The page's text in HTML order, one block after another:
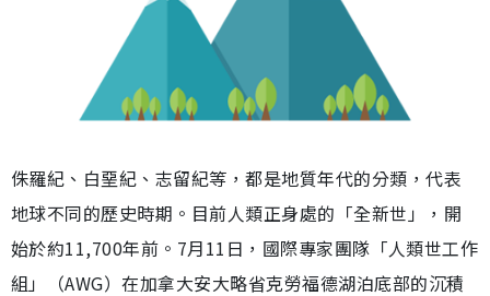
侏羅紀、白堊紀、志留紀等，都是地質年代的分類，代表
地球不同的歷史時期。目前人類正身處的「全新世」，開
始於約11,700年前。7月11日，國際專家團隊「人類世工作
組」（AWG）在加拿大安大略省克勞福德湖泊底部的沉積